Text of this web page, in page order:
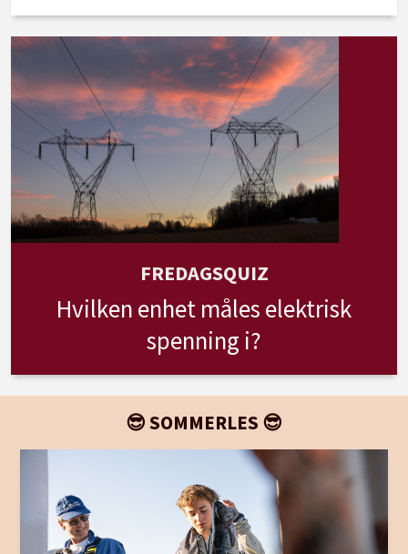
FREDAGSQUIZ
Hvilken enhet måles elektrisk
spenning i?
😎 SOMMERLES 😎